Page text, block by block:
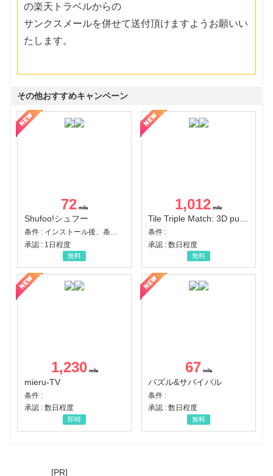
の楽天トラベルからの
サンクスメールを併せて送付頂けますようお願いい
たします。
その他おすすめキャンペーン
72
Shufoo!シュフー
条件 : インストール後、条件達成
承認 : 1日程度
無料
1,012
Tile Triple Match: 3D puzzle
条件 :
承認 : 数日程度
無料
1,230
mieru-TV
条件 :
承認 : 数日程度
即時
67
パズル&サバイバル
条件 :
承認 : 数日程度
無料
[PR]